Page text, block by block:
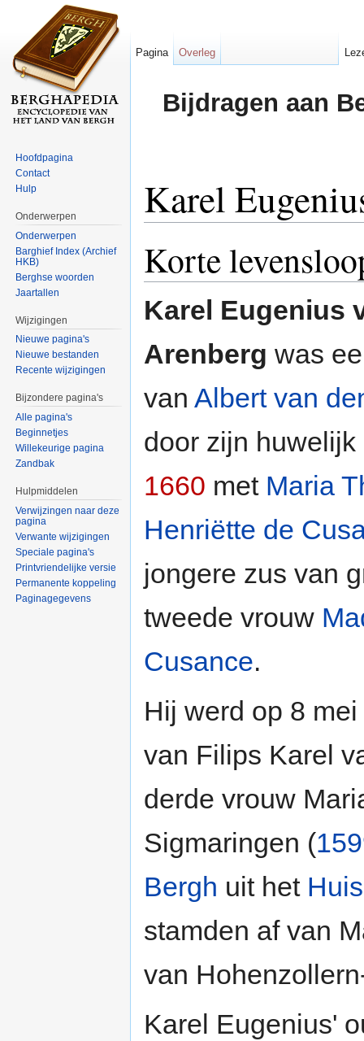
Bijdragen aan
Karel
Korte
Karel Eugenius
Arenberg was
van Albert van
door zijn
1660 met Maria
Henriëtte de
jongere zus van
tweede vrouw
Cusance.
Hij werd op 8 mei
van Filips Karel
derde vrouw
Sigmaringen (
Bergh uit het
stamden af van
van
Karel Eugenius'
Pagina Overleg
Hoofdpagina
Contact
Hulp
Onderwerpen
Onderwerpen
Barghief Index (Archief
HKB)
Berghse woorden
Jaartallen
Wijzigingen
Nieuwe pagina's
Nieuwe bestanden
Recente wijzigingen
Bijzondere pagina's
Alle pagina's
Beginnetjes
Willekeurige pagina
Zandbak
Hulpmiddelen
Verwijzingen naar deze
pagina
Verwante wijzigingen
Speciale pagina's
Printvriendelijke versie
Permanente koppeling
Paginagegevens